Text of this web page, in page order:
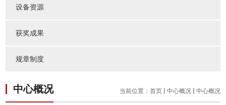
设备资源
获奖成果
规章制度
中心概况 当前位置： 首页 中心概况 中心概况